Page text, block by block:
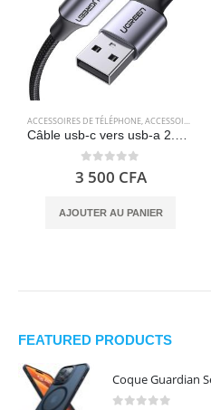
ACCESSOIRES DE TÉLÉPHONE,ACCESSOIRES POUR ORDINATEUR
Câble usb-c vers usb-a 2.0 (1 mètre) charge rapide en nylon tressé – UGREEN
0 out of 5
3 500 CFA
AJOUTER AU PANIER
FEATURED PRODUCTS